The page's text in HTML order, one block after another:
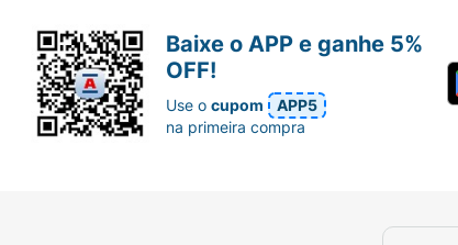
Baixe o APP e ganhe 5%
OFF!
Use ocupom
APP5
na primeira compra